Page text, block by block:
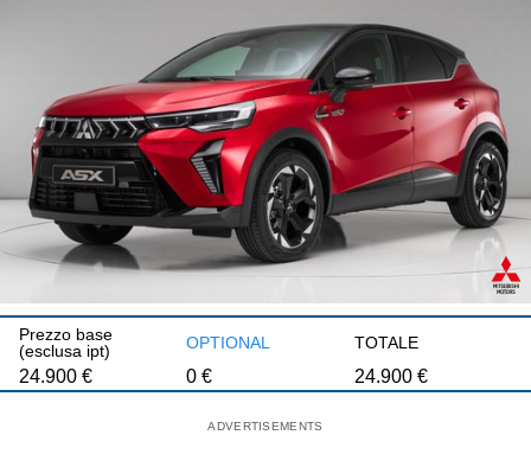
Prezzo base
(esclusa ipt)
OPTIONAL TOTALE
24.900€ 0€ 24.900€